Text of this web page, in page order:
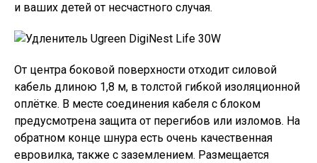
и ваших детей от несчастного случая.
От центра боковой поверхности отходит силовой
кабель длиною 1,8 м, в толстой гибкой изоляционной
оплётке. В месте соединения кабеля с блоком
предусмотрена защита от перегибов или изломов. На
обратном конце шнура есть очень качественная
евровилка, также с заземлением. Размещается